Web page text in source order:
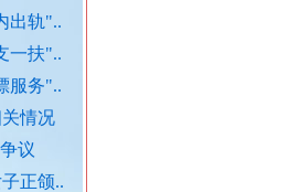
出轨"..
一扶"..
服务"..
情况
议
正颌..
事件
事人